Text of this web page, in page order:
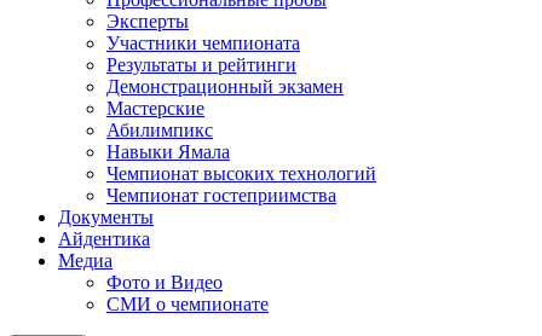
Эксперты
Участники чемпионата
Результаты и рейтинги
Демонстрационный экзамен
Мастерские
Абилимпикс
Навыки Ямала
Чемпионат высоких технологий
Чемпионат гостеприимства
Документы
Айдентика
Медиа
Фото и Видео
СМИ о чемпионате